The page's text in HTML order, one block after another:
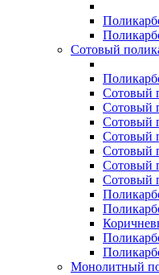
Сотовый
Сотовый
Сотовый
Сотовый
Сотовый
Сотовый
Сотовый
Сотовый
Монолитный